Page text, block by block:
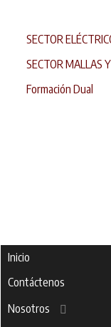
SECTOR
SECTOR MALLAS
Formación Dual
Inicio
Contáctenos
Nosotros